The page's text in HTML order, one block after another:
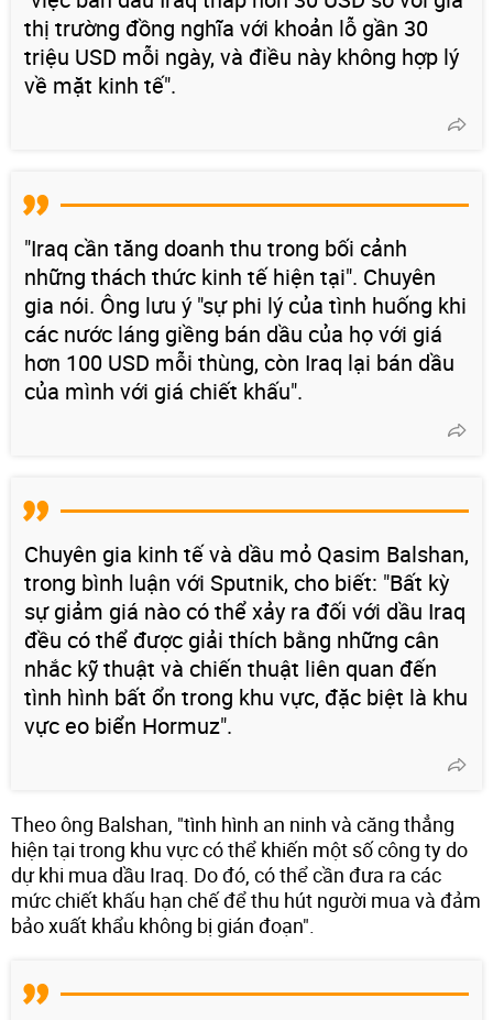
thị trường đồng nghĩa với khoản lỗ gần 30
triệu USD mỗi ngày, và điều này không hợp lý
về mặt kinh tế".
"Iraq cần tăng doanh thu trong bối cảnh
những thách thức kinh tế hiện tại". Chuyên
gia nói. Ông lưu ý "sự phi lý của tình huống khi
các nước láng giềng bán dầu của họ với giá
hơn 100 USD mỗi thùng, còn Iraq lại bán dầu
của mình với giá chiết khấu".
Chuyên gia kinh tế và dầu mỏ Qasim Balshan,
trong bình luận với Sputnik, cho biết: "Bất kỳ
sự giảm giá nào có thể xảy ra đối với dầu Iraq
đều có thể được giải thích bằng những cân
nhắc kỹ thuật và chiến thuật liên quan đến
tình hình bất ổn trong khu vực, đặc biệt là khu
vực eo biển Hormuz".
Theo ông Balshan, "tình hình an ninh và căng thẳng
hiện tại trong khu vực có thể khiến một số công ty do
dự khi mua dầu Iraq. Do đó, có thể cần đưa ra các
mức chiết khấu hạn chế để thu hút người mua và đảm
bảo xuất khẩu không bị gián đoạn".